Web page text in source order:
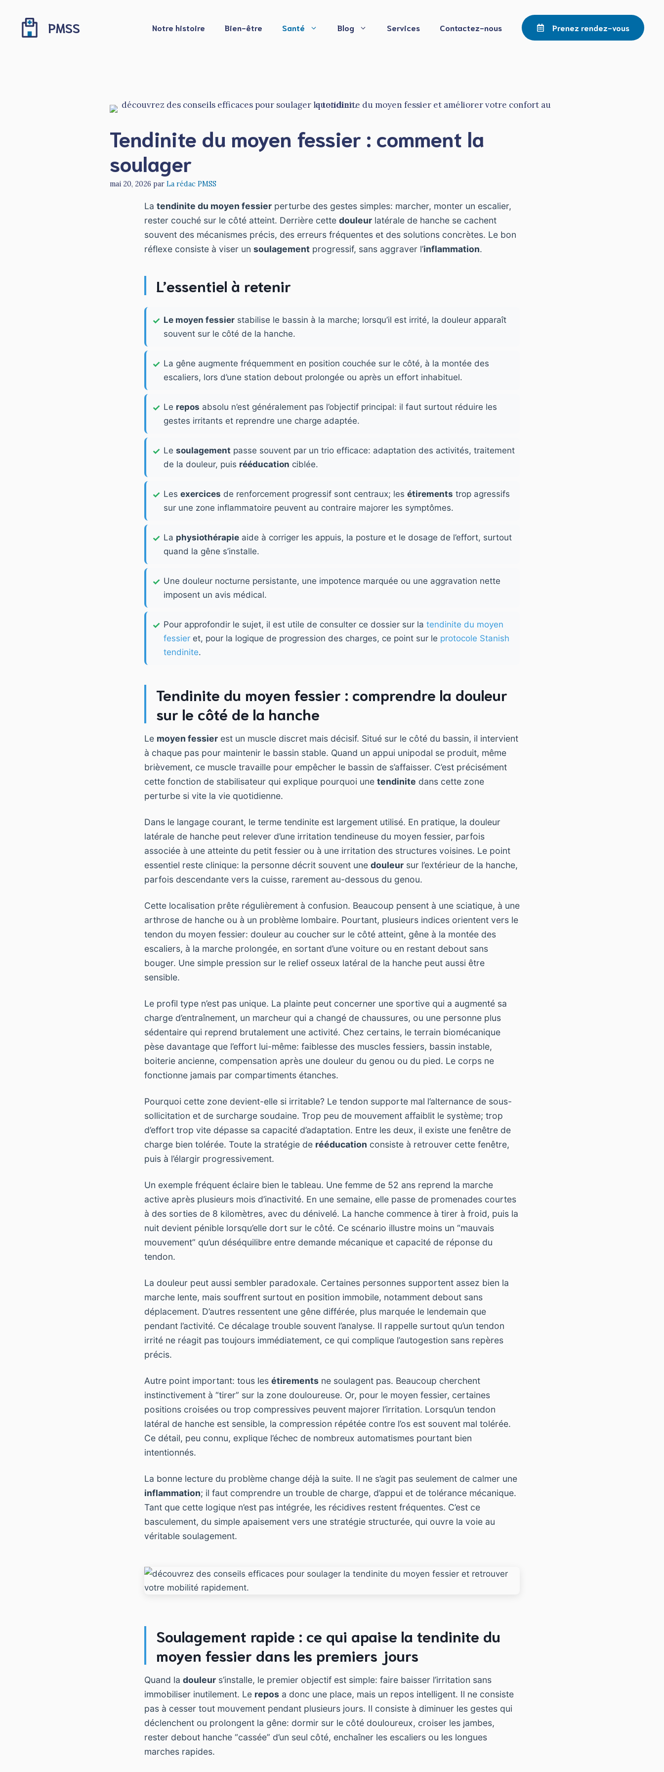
contenu
PMSS Notre histoire Bien-être Santé Blog Services Contactez-nous Prenez rendez-vous
Tendinite du moyen fessier : comment la
soulager
mai 20, 2026 par La rédac PMSS
La tendinite du moyen fessier perturbe des gestes simples: marcher, monter un escalier,
rester couché sur le côté atteint. Derrière cette douleur latérale de hanche se cachent
souvent des mécanismes précis, des erreurs fréquentes et des solutions concrètes. Le bon
réflexe consiste à viser un soulagement progressif, sans aggraver l’inflammation.
L’essentiel à retenir
Le moyen fessier stabilise le bassin à la marche; lorsqu’il est irrité, la douleur apparaît
souvent sur le côté de la hanche.
La gêne augmente fréquemment en position couchée sur le côté, à la montée des
escaliers, lors d’une station debout prolongée ou après un effort inhabituel.
Le repos absolu n’est généralement pas l’objectif principal: il faut surtout réduire les
gestes irritants et reprendre une charge adaptée.
Le soulagement passe souvent par un trio efficace: adaptation des activités, traitement
de la douleur, puis rééducation ciblée.
Les exercices de renforcement progressif sont centraux; les étirements trop agressifs
sur une zone inflammatoire peuvent au contraire majorer les symptômes.
La physiothérapie aide à corriger les appuis, la posture et le dosage de l’effort, surtout
quand la gêne s’installe.
Une douleur nocturne persistante, une impotence marquée ou une aggravation nette
imposent un avis médical.
Pour approfondir le sujet, il est utile de consulter ce dossier sur la tendinite du moyen
fessier et, pour la logique de progression des charges, ce point sur le protocole Stanish
tendinite.
Tendinite du moyen fessier : comprendre la douleur
sur le côté de la hanche
Le moyen fessier est un muscle discret mais décisif. Situé sur le côté du bassin, il intervient
à chaque pas pour maintenir le bassin stable. Quand un appui unipodal se produit, même
brièvement, ce muscle travaille pour empêcher le bassin de s’affaisser. C’est précisément
cette fonction de stabilisateur qui explique pourquoi une tendinite dans cette zone
perturbe si vite la vie quotidienne.
Dans le langage courant, le terme tendinite est largement utilisé. En pratique, la douleur
latérale de hanche peut relever d’une irritation tendineuse du moyen fessier, parfois
associée à une atteinte du petit fessier ou à une irritation des structures voisines. Le point
essentiel reste clinique: la personne décrit souvent une douleur sur l’extérieur de la hanche,
parfois descendante vers la cuisse, rarement au-dessous du genou.
Cette localisation prête régulièrement à confusion. Beaucoup pensent à une sciatique, à une
arthrose de hanche ou à un problème lombaire. Pourtant, plusieurs indices orientent vers le
tendon du moyen fessier: douleur au coucher sur le côté atteint, gêne à la montée des
escaliers, à la marche prolongée, en sortant d’une voiture ou en restant debout sans
bouger. Une simple pression sur le relief osseux latéral de la hanche peut aussi être
sensible.
Le profil type n’est pas unique. La plainte peut concerner une sportive qui a augmenté sa
charge d’entraînement, un marcheur qui a changé de chaussures, ou une personne plus
sédentaire qui reprend brutalement une activité. Chez certains, le terrain biomécanique
pèse davantage que l’effort lui-même: faiblesse des muscles fessiers, bassin instable,
boiterie ancienne, compensation après une douleur du genou ou du pied. Le corps ne
fonctionne jamais par compartiments étanches.
Pourquoi cette zone devient-elle si irritable? Le tendon supporte mal l’alternance de sous-
sollicitation et de surcharge soudaine. Trop peu de mouvement affaiblit le système; trop
d’effort trop vite dépasse sa capacité d’adaptation. Entre les deux, il existe une fenêtre de
charge bien tolérée. Toute la stratégie de rééducation consiste à retrouver cette fenêtre,
puis à l’élargir progressivement.
Un exemple fréquent éclaire bien le tableau. Une femme de 52 ans reprend la marche
active après plusieurs mois d’inactivité. En une semaine, elle passe de promenades courtes
à des sorties de 8 kilomètres, avec du dénivelé. La hanche commence à tirer à froid, puis la
nuit devient pénible lorsqu’elle dort sur le côté. Ce scénario illustre moins un “mauvais
mouvement” qu’un déséquilibre entre demande mécanique et capacité de réponse du
tendon.
La douleur peut aussi sembler paradoxale. Certaines personnes supportent assez bien la
marche lente, mais souffrent surtout en position immobile, notamment debout sans
déplacement. D’autres ressentent une gêne différée, plus marquée le lendemain que
pendant l’activité. Ce décalage trouble souvent l’analyse. Il rappelle surtout qu’un tendon
irrité ne réagit pas toujours immédiatement, ce qui complique l’autogestion sans repères
précis.
Autre point important: tous les étirements ne soulagent pas. Beaucoup cherchent
instinctivement à “tirer” sur la zone douloureuse. Or, pour le moyen fessier, certaines
positions croisées ou trop compressives peuvent majorer l’irritation. Lorsqu’un tendon
latéral de hanche est sensible, la compression répétée contre l’os est souvent mal tolérée.
Ce détail, peu connu, explique l’échec de nombreux automatismes pourtant bien
intentionnés.
La bonne lecture du problème change déjà la suite. Il ne s’agit pas seulement de calmer une
inflammation; il faut comprendre un trouble de charge, d’appui et de tolérance mécanique.
Tant que cette logique n’est pas intégrée, les récidives restent fréquentes. C’est ce
basculement, du simple apaisement vers une stratégie structurée, qui ouvre la voie au
véritable soulagement.
Soulagement rapide : ce qui apaise la tendinite du
moyen fessier dans les premiers jours
Quand la douleur s’installe, le premier objectif est simple: faire baisser l’irritation sans
immobiliser inutilement. Le repos a donc une place, mais un repos intelligent. Il ne consiste
pas à cesser tout mouvement pendant plusieurs jours. Il consiste à diminuer les gestes qui
déclenchent ou prolongent la gêne: dormir sur le côté douloureux, croiser les jambes,
rester debout hanche “cassée” d’un seul côté, enchaîner les escaliers ou les longues
marches rapides.